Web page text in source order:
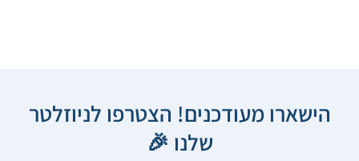
הישארו מעודכנים! הצטרפו לניוזלטר
שלנו 🎉